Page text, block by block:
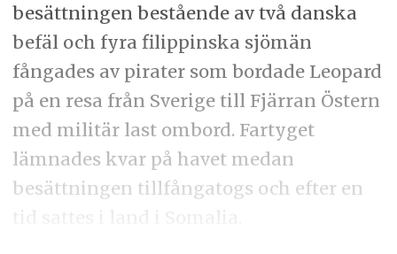
besättningen bestående av två danska
befäl och fyra filippinska sjömän
fångades av pirater som bordade Leopard
på en resa från Sverige till Fjärran Östern
med militär last ombord. Fartyget
lämnades kvar på havet medan
besättningen tillfångatogs och efter en